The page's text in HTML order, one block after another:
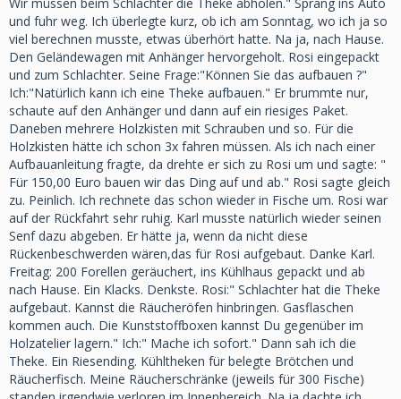
und fuhr weg. Ich überlegte kurz, ob ich am Sonntag, wo ich ja so
viel berechnen musste, etwas überhört hatte. Na ja, nach Hause.
Den Geländewagen mit Anhänger hervorgeholt. Rosi eingepackt
und zum Schlachter. Seine Frage:"Können Sie das aufbauen ?"
Ich:"Natürlich kann ich eine Theke aufbauen." Er brummte nur,
schaute auf den Anhänger und dann auf ein riesiges Paket.
Daneben mehrere Holzkisten mit Schrauben und so. Für die
Holzkisten hätte ich schon 3x fahren müssen. Als ich nach einer
Aufbauanleitung fragte, da drehte er sich zu Rosi um und sagte: "
Für 150,00 Euro bauen wir das Ding auf und ab." Rosi sagte gleich
zu. Peinlich. Ich rechnete das schon wieder in Fische um. Rosi war
auf der Rückfahrt sehr ruhig. Karl musste natürlich wieder seinen
Senf dazu abgeben. Er hätte ja, wenn da nicht diese
Rückenbeschwerden wären,das für Rosi aufgebaut. Danke Karl.
Freitag: 200 Forellen geräuchert, ins Kühlhaus gepackt und ab
nach Hause. Ein Klacks. Denkste. Rosi:" Schlachter hat die Theke
aufgebaut. Kannst die Räucheröfen hinbringen. Gasflaschen
kommen auch. Die Kunststoffboxen kannst Du gegenüber im
Holzatelier lagern." Ich:" Mache ich sofort." Dann sah ich die
Theke. Ein Riesending. Kühltheken für belegte Brötchen und
Räucherfisch. Meine Räucherschränke (jeweils für 300 Fische)